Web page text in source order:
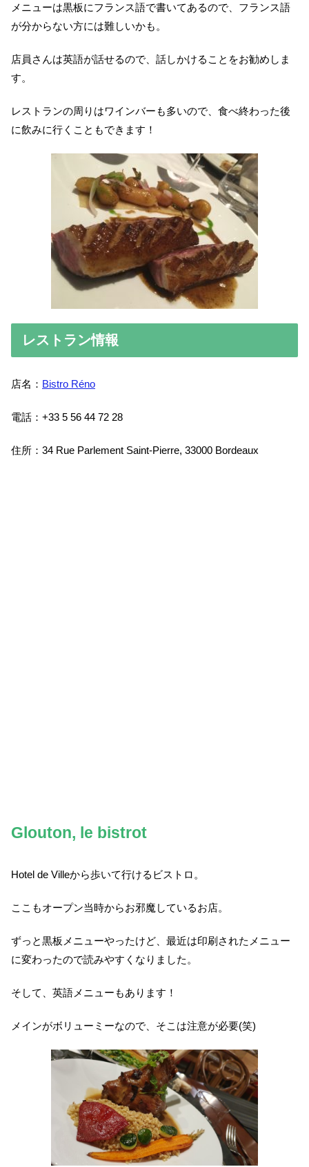
メニューは黒板にフランス語で書いてあるので、フランス語
が分からない方には難しいかも。
店員さんは英語が話せるので、話しかけることをお勧めしま
す。
レストランの周りはワインバーも多いので、食べ終わった後
に飲みに行くこともできます！
レストラン情報
店名： Bistro Réno
電話：+33 5 56 44 72 28
住所：34 Rue Parlement Saint-Pierre, 33000 Bordeaux
Glouton, le bistrot
Hotel de Villeから歩いて行けるビストロ。
ここもオープン当時からお邪魔しているお店。
ずっと黒板メニューやったけど、最近は印刷されたメニュー
に変わったので読みやすくなりました。
そして、英語メニューもあります！
メインがボリューミーなので、そこは注意が必要(笑)